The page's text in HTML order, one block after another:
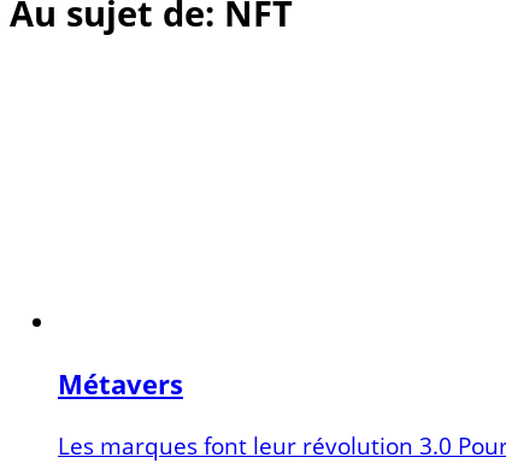
Au sujet de: NFT
Métavers
Les marques font leur révolution 3.0